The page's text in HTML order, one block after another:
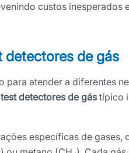
custos inesperados
de gás
para atender a diferentes
detectores de gástípico
específicas de gases,